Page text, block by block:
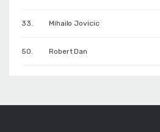
33. Mihailo Jovicic
50. Robert Dan